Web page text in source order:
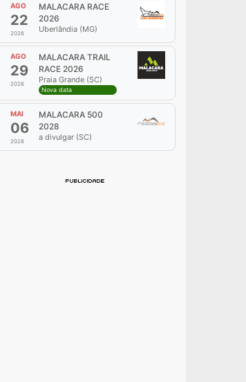
AGO
22
2026
MALACARA RACE
2026
Uberlândia (MG)
AGO
29
2026
MALACARA TRAIL
RACE 2026
Praia Grande (SC)
Nova data
MAI
06
2028
MALACARA 500
2028
a divulgar (SC)